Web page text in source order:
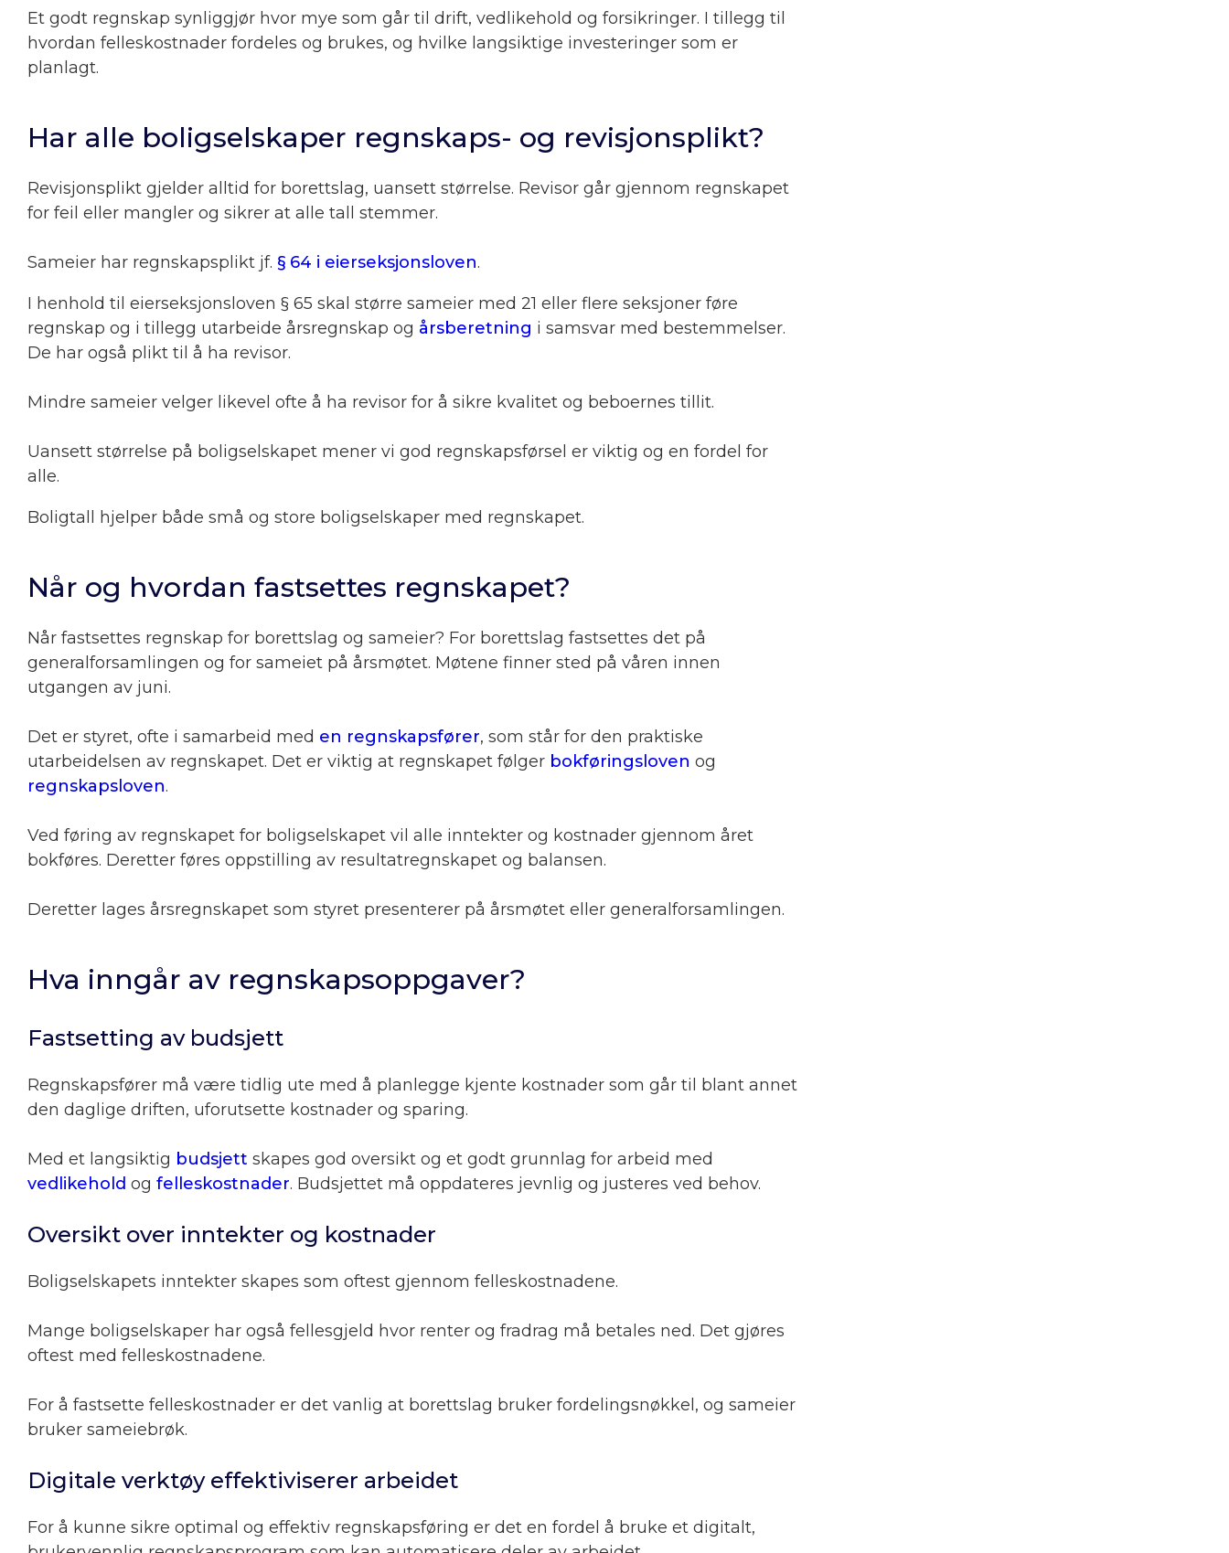
Et godt regnskap synliggjør hvor mye som går til drift, vedlikehold og forsikringer. I tillegg til
hvordan felleskostnader fordeles og brukes, og hvilke langsiktige investeringer som er
planlagt.
Har alle boligselskaper regnskaps- og revisjonsplikt?
Revisjonsplikt gjelder alltid for borettslag, uansett størrelse. Revisor går gjennom regnskapet
for feil eller mangler og sikrer at alle tall stemmer.
Sameier har regnskapsplikt jf. § 64 i eierseksjonsloven.
I henhold til eierseksjonsloven § 65 skal større sameier med 21 eller flere seksjoner føre
regnskap og i tillegg utarbeide årsregnskap og årsberetning i samsvar med bestemmelser.
De har også plikt til å ha revisor.
Mindre sameier velger likevel ofte å ha revisor for å sikre kvalitet og beboernes tillit.
Uansett størrelse på boligselskapet mener vi god regnskapsførsel er viktig og en fordel for
alle.
Boligtall hjelper både små og store boligselskaper med regnskapet.
Når og hvordan fastsettes regnskapet?
Når fastsettes regnskap for borettslag og sameier? For borettslag fastsettes det på
generalforsamlingen og for sameiet på årsmøtet. Møtene finner sted på våren innen
utgangen av juni.
Det er styret, ofte i samarbeid med en regnskapsfører, som står for den praktiske
utarbeidelsen av regnskapet. Det er viktig at regnskapet følger bokføringsloven og
regnskapsloven.
Ved føring av regnskapet for boligselskapet vil alle inntekter og kostnader gjennom året
bokføres. Deretter føres oppstilling av resultatregnskapet og balansen.
Deretter lages årsregnskapet som styret presenterer på årsmøtet eller generalforsamlingen.
Hva inngår av regnskapsoppgaver?
Fastsetting av budsjett
Regnskapsfører må være tidlig ute med å planlegge kjente kostnader som går til blant annet
den daglige driften, uforutsette kostnader og sparing.
Med et langsiktig budsjett skapes god oversikt og et godt grunnlag for arbeid med
vedlikehold og felleskostnader. Budsjettet må oppdateres jevnlig og justeres ved behov.
Oversikt over inntekter og kostnader
Boligselskapets inntekter skapes som oftest gjennom felleskostnadene.
Mange boligselskaper har også fellesgjeld hvor renter og fradrag må betales ned. Det gjøres
oftest med felleskostnadene.
For å fastsette felleskostnader er det vanlig at borettslag bruker fordelingsnøkkel, og sameier
bruker sameiebrøk.
Digitale verktøy effektiviserer arbeidet
For å kunne sikre optimal og effektiv regnskapsføring er det en fordel å bruke et digitalt,